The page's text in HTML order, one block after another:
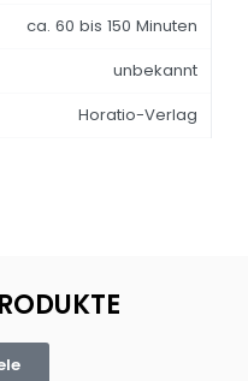
ca. 60 bis 150 Minuten
unbekannt
Horatio-Verlag